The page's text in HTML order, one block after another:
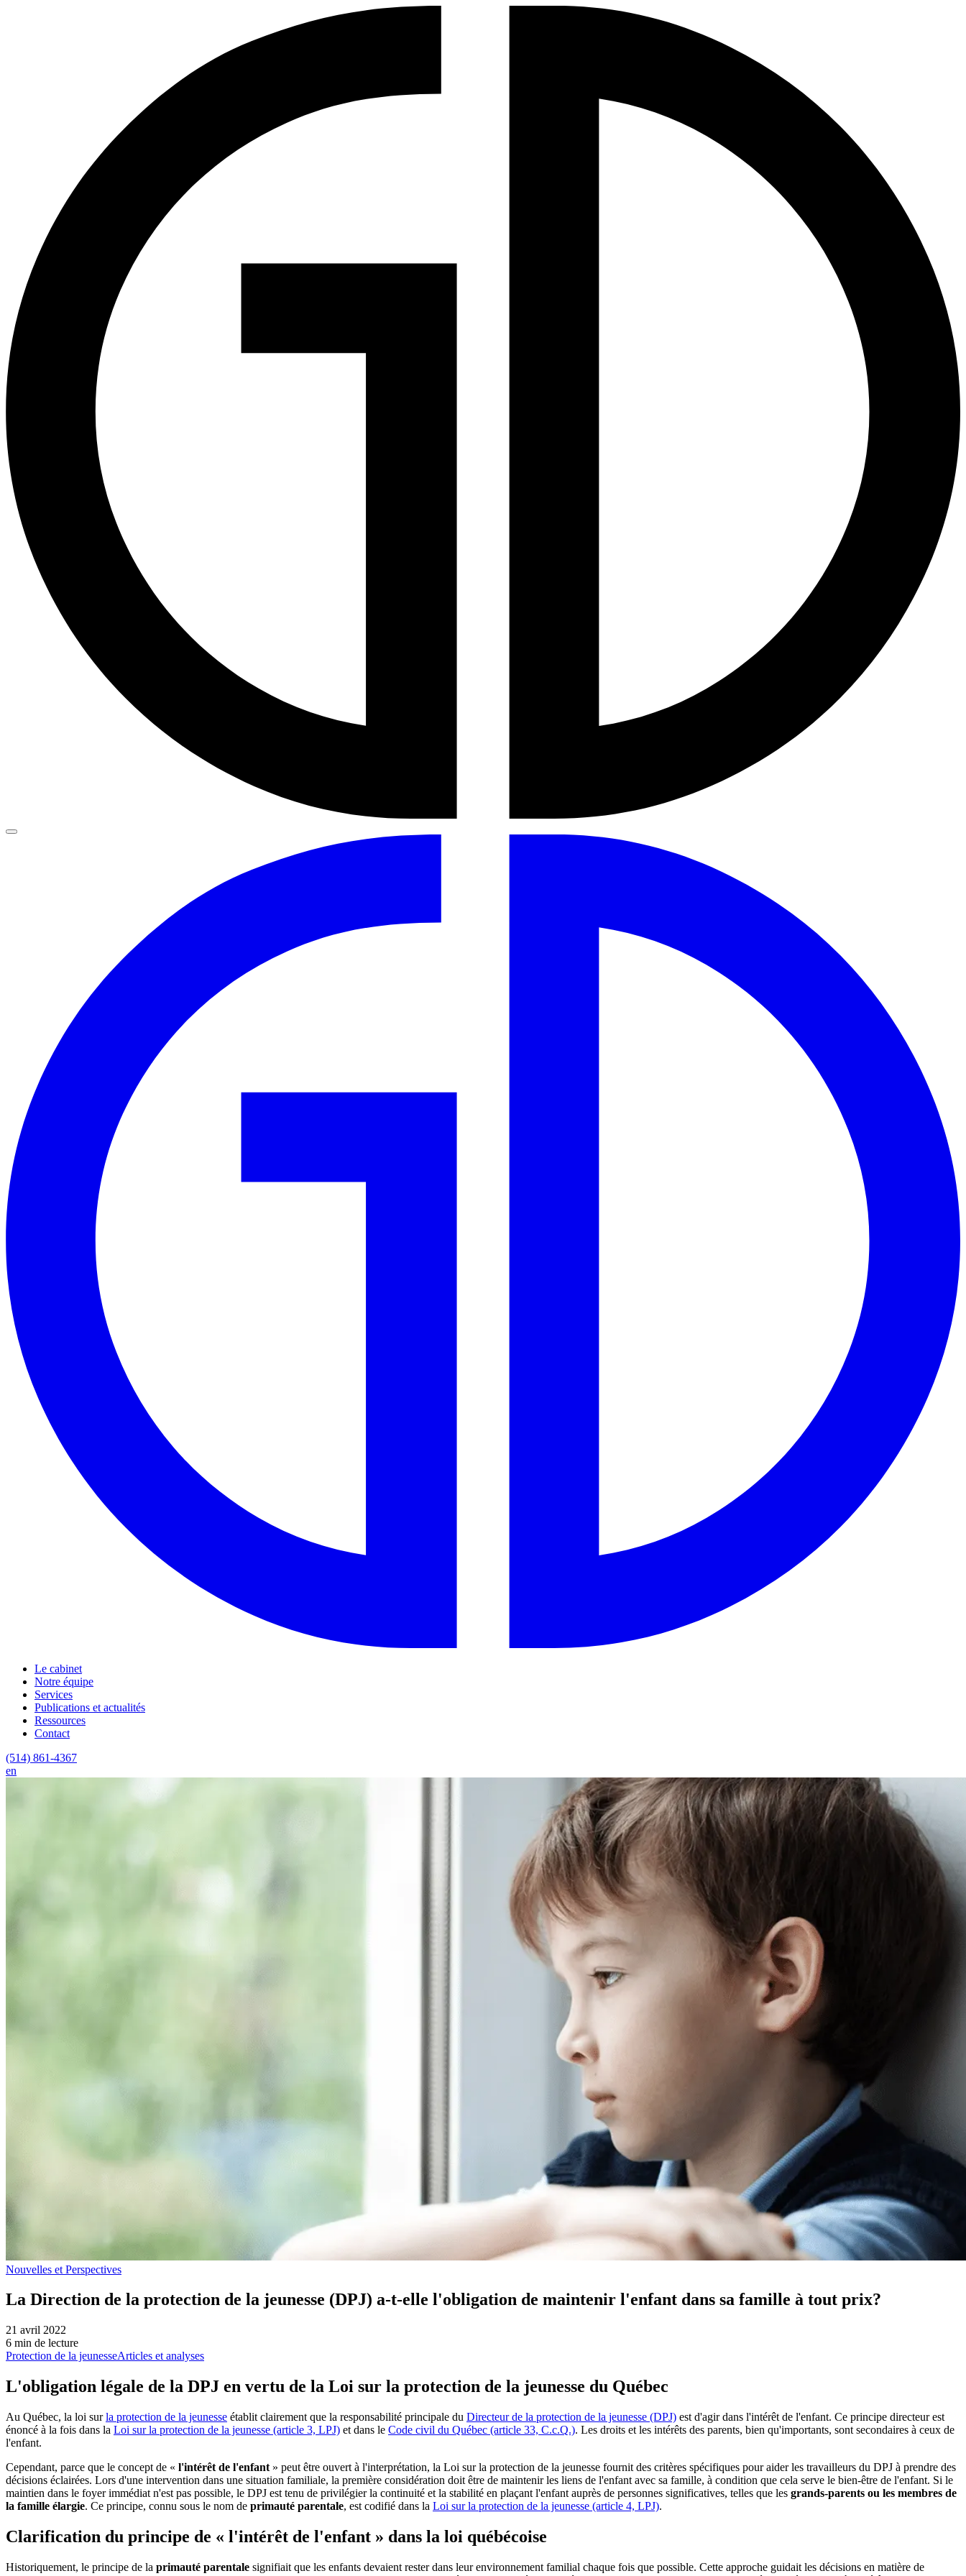
Le cabinet
Notre équipe
Services
Publications et actualités
Ressources
Contact
(514) 861-4367
en
Nouvelles et Perspectives
La Direction de la protection de la jeunesse (DPJ) a-t-elle l'obligation de maintenir l'enfant dans sa famille à tout prix?
21 avril 2022
6 min de lecture
Protection de la jeunesseArticles et analyses
L'obligation légale de la DPJ en vertu de la Loi sur la protection de la jeunesse du Québec
Au Québec, la loi surla protection de la jeunesse établit clairement que la responsabilité principale du Directeur de la protection de la jeunesse (DPJ) est d'agir dans l'intérêt de l'enfant. Ce principe directeur est
énoncé à la fois dans la Loi sur la protection de la jeunesse (article 3, LPJ) et dans le Code civil du Québec (article 33, C.c.Q.). Les droits et les intérêts des parents, bien qu'importants, sont secondaires à ceux de
l'enfant.
Cependant, parce que le concept de « l'intérêt de l'enfant » peut être ouvert à l'interprétation, la Loi sur la protection de la jeunesse fournit des critères spécifiques pour aider les travailleurs du DPJ à prendre des
décisions éclairées. Lors d'une intervention dans une situation familiale, la première considération doit être de maintenir les liens de l'enfant avec sa famille, à condition que cela serve le bien-être de l'enfant. Si le
maintien dans le foyer immédiat n'est pas possible, le DPJ est tenu de privilégier la continuité et la stabilité en plaçant l'enfant auprès de personnes significatives, telles que les grands-parents ou les membres de
la famille élargie. Ce principe, connu sous le nom de primauté parentale, est codifié dans la Loi sur la protection de la jeunesse (article 4, LPJ).
Clarification du principe de « l'intérêt de l'enfant » dans la loi québécoise
Historiquement, le principe de la primauté parentale signifiait que les enfants devaient rester dans leur environnement familial chaque fois que possible. Cette approche guidait les décisions en matière de